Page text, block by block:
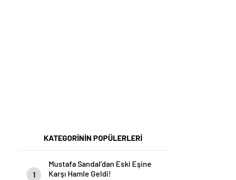
KATEGORİNİN POPÜLERLERİ
1
Mustafa Sandal’dan Eski Eşine
Karşı Hamle Geldi!